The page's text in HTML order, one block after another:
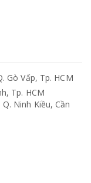
Gò Vấp, Tp. HCM
Tp. HCM
Ninh Kiều, Cần